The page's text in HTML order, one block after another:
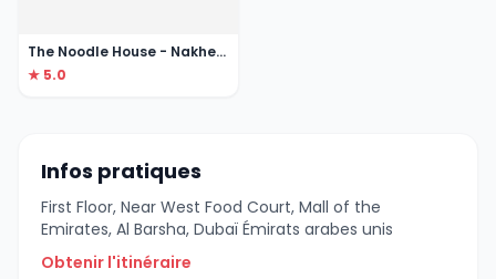
The Noodle House - Nakheel Mall
★ 5.0
Infos pratiques
First Floor, Near West Food Court, Mall of the
Emirates, Al Barsha, Dubaï Émirats arabes unis
Obtenir l'itinéraire